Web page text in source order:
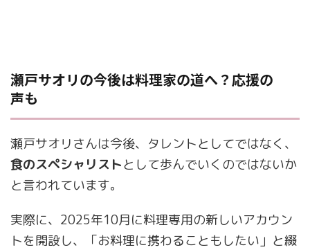
瀬戸サオリの今後は料理家の道へ？応援の
声も
瀬戸サオリさんは今後、タレントとしてではなく、
食のスペシャリストとして歩んでいくのではないか
と言われています。
実際に、2025年10月に料理専用の新しいアカウン
トを開設し、「お料理に携わることもしたい」と綴